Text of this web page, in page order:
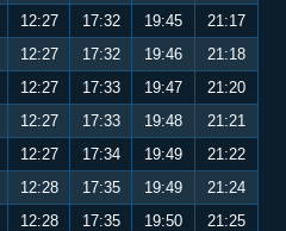
12:27 17:32 19:45
21:17
12:27 17:32 19:46
21:18
12:27 17:33 19:47
21:20
12:27 17:33 19:48
21:21
12:27 17:34 19:49
21:22
12:28 17:35 19:49
21:24
12:28 17:35 19:50
21:25